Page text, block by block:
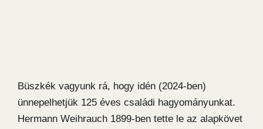
Büszkék vagyunk rá, hogy idén (2024-ben)
ünnepelhetjük 125 éves családi hagyományunkat.
Hermann Weihrauch 1899-ben tette le az alapkövet